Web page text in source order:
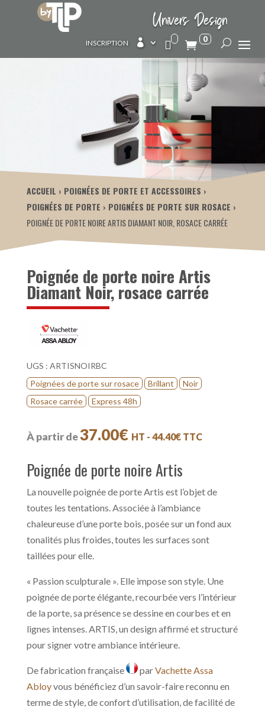
Univers Design
INSCRIPTION  0
ACCUEIL
POIGNÉES DE PORTE ET ACCESSOIRES
POIGNÉES DE PORTE
POIGNÉES DE PORTE SUR ROSACE
POIGNÉE DE PORTE NOIRE ARTIS DIAMANT NOIR, ROSACE CARRÉE
Poignée de porte noire Artis
Diamant Noir, rosace carrée
UGS : ARTISNOIRBC
Poignées de porte sur rosace
Brillant
Noir
Rosace carrée
Express 48h
À partir de37.00€ HT - 44.40€TTC
Poignée de porte noire Artis
La nouvelle poignée de porte Artis est l’objet de
toutes les tentations. Associée à l’ambiance
chaleureuse d’une porte bois, posée sur un fond aux
tonalités plus froides, toutes les surfaces sont
taillées pour elle.
« Passion sculpturale ». Elle impose son style. Une
poignée de porte élégante, recourbée vers l’intérieur
de la porte, sa présence se dessine en courbes et en
lignes intenses. ARTIS, un design affirmé et structuré
pour signer votre ambiance intérieure.
De fabrication française parVachette Assa
Abloyvous bénéficiez d’un savoir-faire reconnu en
terme de style, de confort d’utilisation, de facilité de